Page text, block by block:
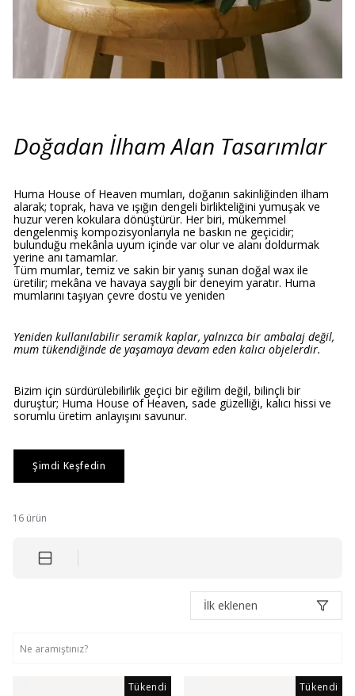
Doğadan İlham Alan Tasarımlar
Huma House of Heaven mumları, doğanın sakinliğinden ilham
alarak; toprak, hava ve ışığın dengeli birlikteliğini yumuşak ve
huzur veren kokulara dönüştürür. Her biri, mükemmel
dengelenmiş kompozisyonlarıyla ne baskın ne geçicidir;
bulunduğu mekânla uyum içinde var olur ve alanı doldurmak
yerine anı tamamlar.
Tüm mumlar, temiz ve sakin bir yanış sunan doğal wax ile
üretilir; mekâna ve havaya saygılı bir deneyim yaratır. Huma
mumlarını taşıyan çevre dostu ve yeniden
Yeniden kullanılabilir seramik kaplar, yalnızca bir ambalaj değil,
mum tükendiğinde de yaşamaya devam eden kalıcı objelerdir.
Bizim için sürdürülebilirlik geçici bir eğilim değil, bilinçli bir
duruştur; Huma House of Heaven, sade güzelliği, kalıcı hissi ve
sorumlu üretim anlayışını savunur.
Şimdi Keşfedin
16 ürün
İlk eklenen
Tükendi Tükendi